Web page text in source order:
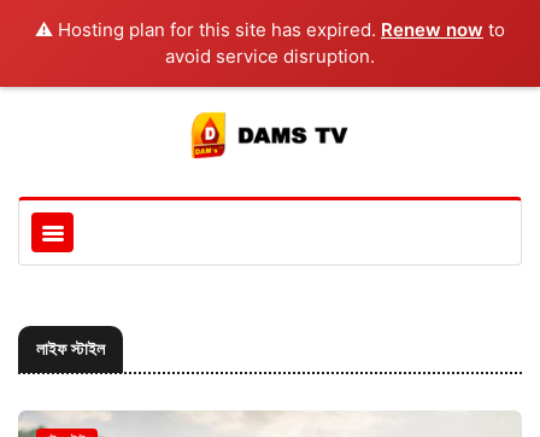
⚠️ Hosting plan for this site has expired. Renew now to
avoid service disruption.
লাইফ স্টাইল